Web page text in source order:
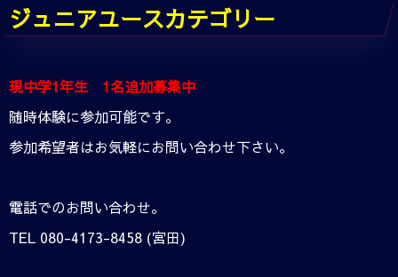
ジュニアユースカテゴリー
現中学1年生 1名追加募集中
随時体験に参加可能です。
参加希望者はお気軽にお問い合わせ下さい。
電話でのお問い合わせ。
TEL 080-4173-8458 (宮田)